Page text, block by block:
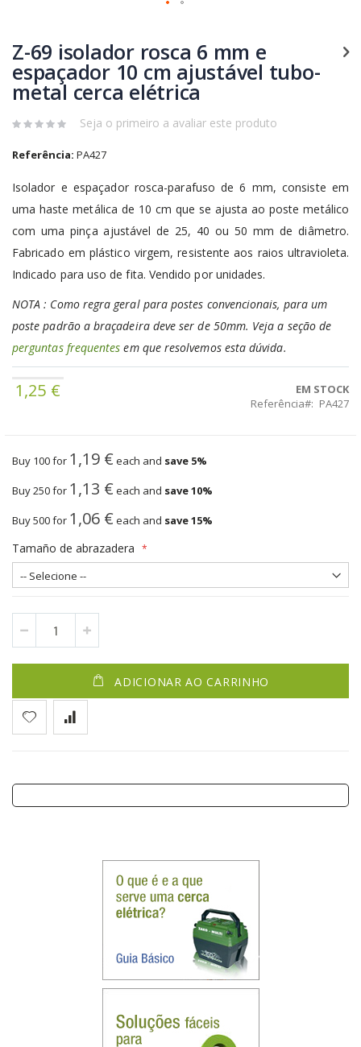
the
beginning
of
the
gallery
Z-69 isolador rosca 6 mm e
espaçador 10 cm ajustável tubo-
metal cerca elétrica
Seja o primeiro a avaliar este produto
Referência: PA427
Isolador e espaçador rosca-parafuso de 6 mm, consiste em
uma haste metálica de 10 cm que se ajusta ao poste metálico
com uma pinça ajustável de 25, 40 ou 50 mm de diâmetro.
Fabricado em plástico virgem, resistente aos raios ultravioleta.
Indicado para uso de fita. Vendido por unidades.
NOTA : Como regra geral para postes convencionais, para um
poste padrão a braçadeira deve ser de 50mm. Veja a seção de
perguntas frequentes em que resolvemos esta dúvida.
1,25 €
EM STOCK
Referência
PA427
Buy 100 for 1,19 € each and save 5%
Buy 250 for 1,13 € each and save10%
Buy 500 for 1,06 € each and save15%
Tamaño de abrazadera
ADICIONAR AO CARRINHO